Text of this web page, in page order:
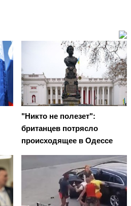
"Никто не полезет":
британцев потрясло
происходящее в Одессе